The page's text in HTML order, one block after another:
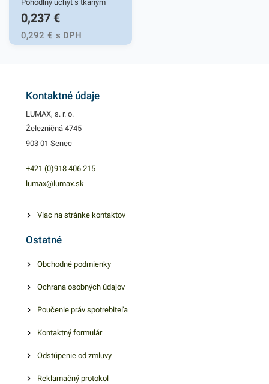
Pohodlný úchyt s tkaným
uchom. Stabilitu zaručí
ploché dno s kvalitným
lepením. Gramáž papiera
Rozmer 17x17x6cm.
0,237 €
0,292 € s DPH
Kontaktné údaje
LUMAX, s. r. o.
Železničná 4745
903 01 Senec
+421 (0)918 406 215
lumax@lumax.sk
Viac na stránke kontaktov
Ostatné
Obchodné podmienky
Ochrana osobných údajov
Poučenie práv spotrebiteľa
Kontaktný formulár
Odstúpenie od zmluvy
Reklamačný protokol